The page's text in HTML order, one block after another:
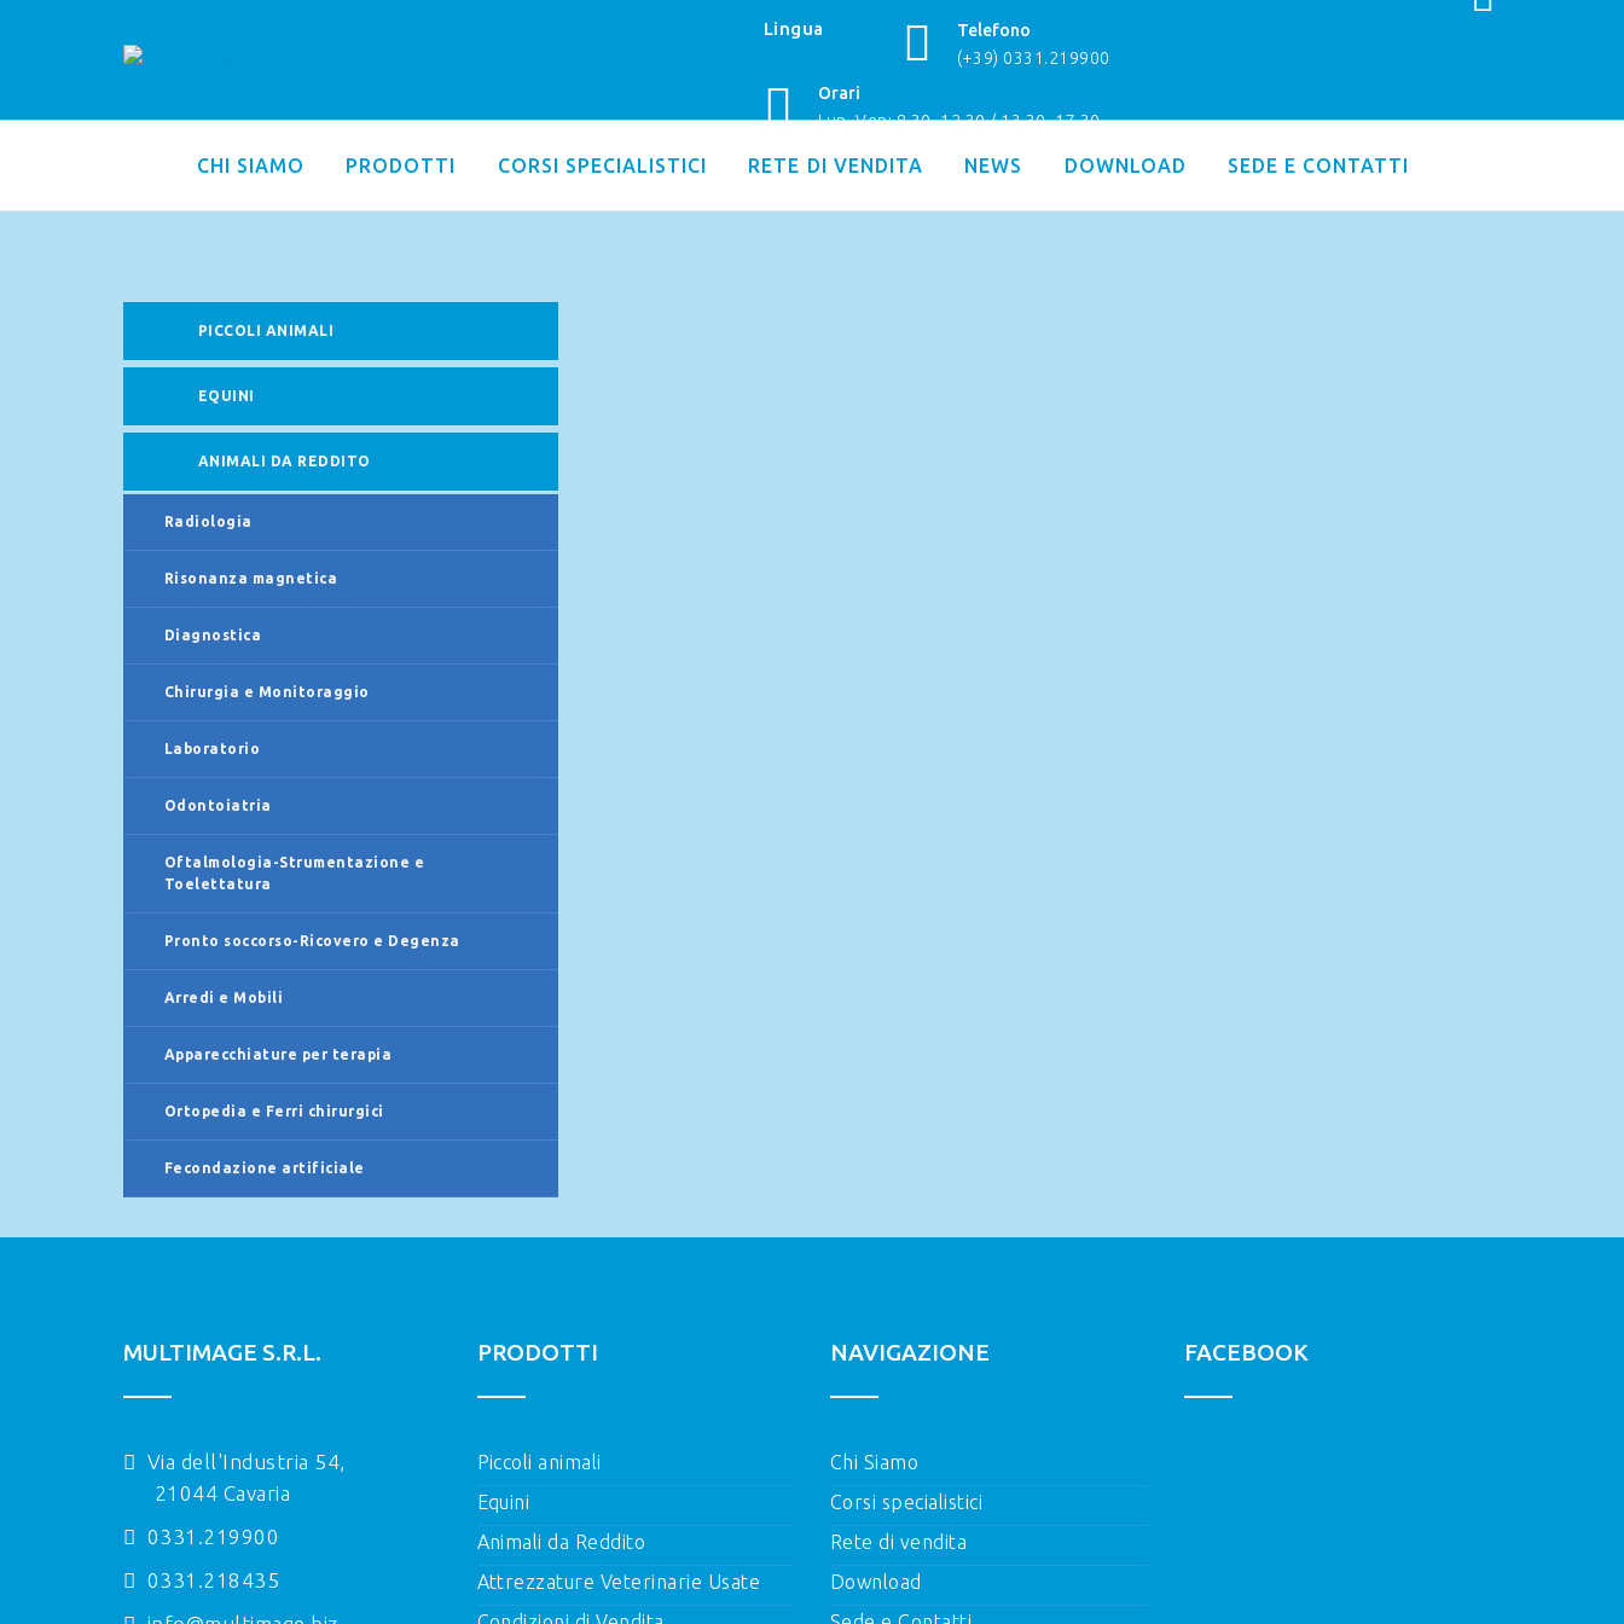
Lingua
Telefono
(+39) 0331.219900
Orari
Lun–Ven: 8.30–12.30 / 13.30–17.30
CHI SIAMO PRODOTTI CORSI SPECIALISTICI RETE DI VENDITA NEWS DOWNLOAD SEDE E CONTATTI
PICCOLI ANIMALI
EQUINI
ANIMALI DA REDDITO
Radiologia
Risonanza magnetica
Diagnostica
Chirurgia e Monitoraggio
Laboratorio
Odontoiatria
Oftalmologia-Strumentazione e
Toelettatura
Pronto soccorso-Ricovero e Degenza
Arredi e Mobili
Apparecchiature per terapia
Ortopedia e Ferri chirurgici
Fecondazione artificiale
MULTIMAGE S.R.L.
Via dell'Industria 54,
21044 Cavaria
0331.219900
0331.218435
PRODOTTI
Piccoli animali
Equini
Animali da Reddito
Attrezzature Veterinarie Usate
NAVIGAZIONE
Chi Siamo
Corsi specialistici
Rete di vendita
Download
FACEBOOK